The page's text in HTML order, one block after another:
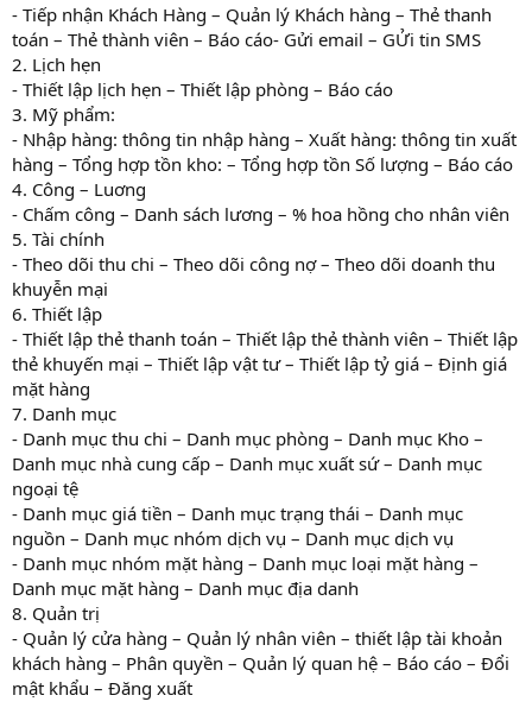
- Tiếp nhận Khách Hàng – Quản lý Khách hàng – Thẻ thanh
toán – Thẻ thành viên – Báo cáo- Gửi email – GỬi tin SMS
2. Lịch hẹn
- Thiết lập lịch hẹn – Thiết lập phòng – Báo cáo
3. Mỹ phẩm:
- Nhập hàng: thông tin nhập hàng – Xuất hàng: thông tin xuất
hàng – Tổng hợp tồn kho: – Tổng hợp tồn Số lượng – Báo cáo
4. Công – Luơng
- Chấm công – Danh sách lương – % hoa hồng cho nhân viên
5. Tài chính
- Theo dõi thu chi – Theo dõi công nợ – Theo dõi doanh thu
khuyễn mại
6. Thiết lập
- Thiết lập thẻ thanh toán – Thiết lập thẻ thành viên – Thiết lập
thẻ khuyến mại – Thiết lập vật tư – Thiết lập tỷ giá – Định giá
mặt hàng
7. Danh mục
- Danh mục thu chi – Danh mục phòng – Danh mục Kho –
Danh mục nhà cung cấp – Danh mục xuất sứ – Danh mục
ngoại tệ
- Danh mục giá tiền – Danh mục trạng thái – Danh mục
nguồn – Danh mục nhóm dịch vụ – Danh mục dịch vụ
- Danh mục nhóm mặt hàng – Danh mục loại mặt hàng –
Danh mục mặt hàng – Danh mục địa danh
8. Quản trị
- Quản lý cửa hàng – Quản lý nhân viên – thiết lập tài khoản
khách hàng – Phân quyền – Quản lý quan hệ – Báo cáo – Đổi
mật khẩu – Đăng xuất